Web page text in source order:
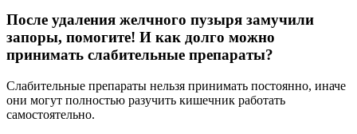
После удаления желчного пузыря замучили
запоры, помогите! И как долго можно
принимать слабительные препараты?
Слабительные препараты нельзя принимать постоянно, иначе
они могут полностью разучить кишечник работать
самостоятельно.